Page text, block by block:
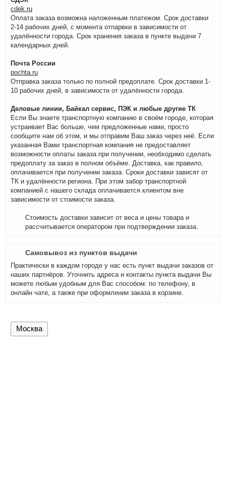
cdek.ru
Оплата заказа возможна наложенным платежом. Срок доставки
2-14 рабочих дней, с момента отпарвки в зависимости от
удалённости города. Срок хранения заказа в пункте выдачи 7
календарных дней.
Почта России
pochta.ru
Отправка заказа только по полной предоплате. Срок доставки 1-
10 рабочих дней, в зависимости от удалённости города.
Деловые линии, Байкал сервис, ПЭК и любые другие ТК
Если Вы знаете транспортную компанию в своём городе, которая
устраивает Вас больше, чем предложенные нами, просто
сообщите нам об этом, и мы отправим Ваш заказ через неё. Если
указанная Вами транспортная компания не предоставляет
возможности оплаты заказа при получении, необходимо сделать
предоплату за заказ в полном объёме. Доставка, как правило,
оплачивается при получении заказа. Сроки доставки зависят от
ТК и удалённости региона. При этом забор транспортной
компанией с нашего склада оплачивается клиентом вне
зависимости от стоимости заказа.
Стоимость доставки зависит от веса и цены товара и
рассчитывается оператором при подтверждении заказа.
Самовывоз из пунктов выдачи
Практически в каждом городе у нас есть пункт выдачи заказов от
наших партнёров. Уточнить адреса и контакты пункта выдачи Вы
можете любым удобным для Вас способом: по телефону, в
онлайн чате, а также при оформлении заказа в корзине.
Москва